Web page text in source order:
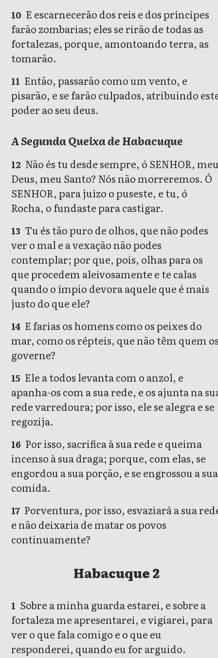
10 E escarnecerão dos reis e dos príncipes
farão zombarias; eles se rirão de todas as
fortalezas, porque, amontoando terra, as
tomarão.
11 Então, passarão como um vento, e
pisarão, e se farão culpados, atribuindo
poder ao seu deus.
A Segunda Queixa de Habacuque
12 Não és tu desde sempre, ó SENHOR,
Deus, meu Santo? Nós não morreremos. Ó
SENHOR, para juízo o puseste, e tu, ó
Rocha, o fundaste para castigar.
13 Tu és tão puro de olhos, que não podes
ver o mal e a vexação não podes
contemplar; por que, pois, olhas para os
que procedem aleivosamente e te calas
quando o ímpio devora aquele que é mais
justo do que ele?
14 E farias os homens como os peixes do
mar, como os répteis, que não têm quem
governe?
15 Ele a todos levanta com o anzol, e
apanha-os com a sua rede, e os ajunta na
rede varredoura; por isso, ele se alegra e se
regozija.
16 Por isso, sacrifica à sua rede e queima
incenso à sua draga; porque, com elas, se
engordou a sua porção, e se engrossou a sua
comida.
17 Porventura, por isso, esvaziará a sua
e não deixaria de matar os povos
continuamente?
Habacuque 2
1 Sobre a minha guarda estarei, e sobre a
fortaleza me apresentarei, e vigiarei, para
ver o que fala comigo e o que eu
responderei, quando eu for arguido.